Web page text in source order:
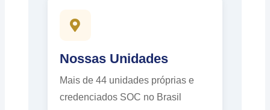
Nossas Unidades
Mais de 44 unidades próprias e
credenciados SOC no Brasil